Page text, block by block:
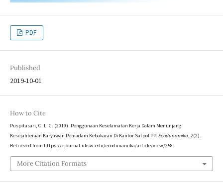
PDF
Published
2019-10-01
How to Cite
Puspitasari, C. L. C. (2019). Penggunaan Keselamatan Kerja Dalam Menunjang
Kesejahteraan Karyawan Pemadam Kebakaran Di Kantor Satpol PP. Ecodunamika, 2(2).
Retrieved from https://ejournal.uksw.edu/ecodunamika/article/view/2581
More Citation Formats